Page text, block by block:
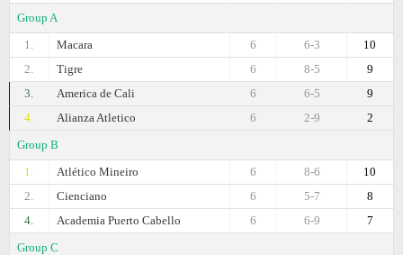
Group A
1.
Macara 10
6-3
6
2.
Tigre 9
8-5
6
3.
America de Cali 9
6-5
6
4.
Alianza Atletico 2
2-9
6
Group B
1.
Atlético Mineiro 10
8-6
6
2.
Cienciano 8
5-7
6
4.
Academia Puerto Cabello 7
6-9
6
Group C